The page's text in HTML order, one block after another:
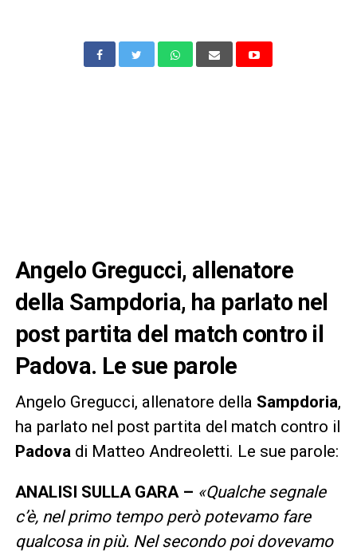
Angelo Gregucci, allenatore
della Sampdoria, ha parlato nel
post partita del match contro il
Padova. Le sue parole
Angelo Gregucci, allenatore della Sampdoria,
ha parlato nel post partita del match contro il
Padova di Matteo Andreoletti. Le sue parole:
ANALISI SULLA GARA – «Qualche segnale
c’è, nel primo tempo però potevamo fare
qualcosa in più. Nel secondo poi dovevamo